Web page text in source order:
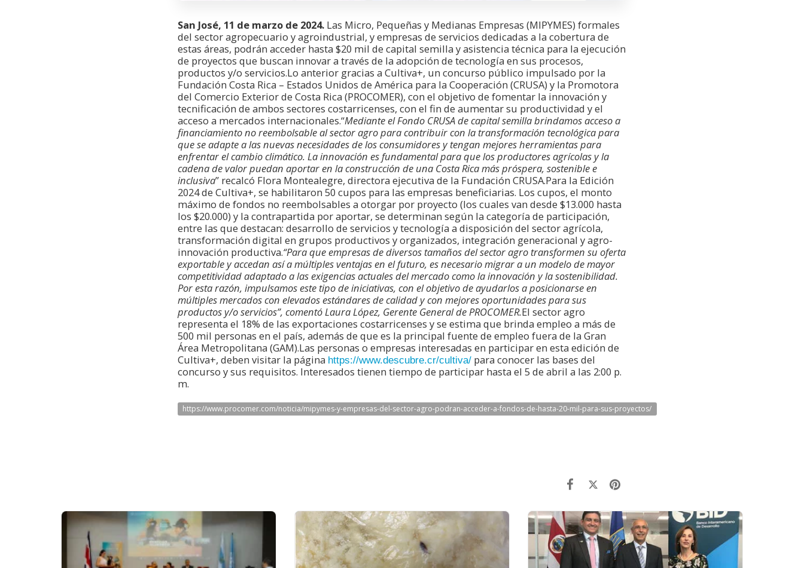
San José, 11 de marzo de 2024. Las Micro, Pequeñas y Medianas Empresas (MIPYMES) formales
del sector agropecuario y agroindustrial, y empresas de servicios dedicadas a la cobertura de
estas áreas, podrán acceder hasta $20 mil de capital semilla y asistencia técnica para la ejecución
de proyectos que buscan innovar a través de la adopción de tecnología en sus procesos,
productos y/o servicios.Lo anterior gracias a Cultiva+, un concurso público impulsado por la
Fundación Costa Rica – Estados Unidos de América para la Cooperación (CRUSA) y la Promotora
del Comercio Exterior de Costa Rica (PROCOMER), con el objetivo de fomentar la innovación y
tecnificación de ambos sectores costarricenses, con el fin de aumentar su productividad y el
acceso a mercados internacionales.“Mediante el Fondo CRUSA de capital semilla brindamos acceso a
financiamiento no reembolsable al sector agro para contribuir con la transformación tecnológica para
que se adapte a las nuevas necesidades de los consumidores y tengan mejores herramientas para
enfrentar el cambio climático. La innovación es fundamental para que los productores agrícolas y la
cadena de valor puedan aportar en la construcción de una Costa Rica más próspera, sostenible e
inclusiva” recalcó Flora Montealegre, directora ejecutiva de la Fundación CRUSA.Para la Edición
2024 de Cultiva+, se habilitaron 50 cupos para las empresas beneficiarias. Los cupos, el monto
máximo de fondos no reembolsables a otorgar por proyecto (los cuales van desde $13.000 hasta
los $20.000) y la contrapartida por aportar, se determinan según la categoría de participación,
entre las que destacan: desarrollo de servicios y tecnología a disposición del sector agrícola,
transformación digital en grupos productivos y organizados, integración generacional y agro-
innovación productiva.“Para que empresas de diversos tamaños del sector agro transformen su oferta
exportable y accedan así a múltiples ventajas en el futuro, es necesario migrar a un modelo de mayor
competitividad adaptado a las exigencias actuales del mercado como la innovación y la sostenibilidad.
Por esta razón, impulsamos este tipo de iniciativas, con el objetivo de ayudarlos a posicionarse en
múltiples mercados con elevados estándares de calidad y con mejores oportunidades para sus
productos y/o servicios”, comentó Laura López, Gerente General de PROCOMER.El sector agro
representa el 18% de las exportaciones costarricenses y se estima que brinda empleo a más de
500 mil personas en el país, además de que es la principal fuente de empleo fuera de la Gran
Área Metropolitana (GAM).Las personas o empresas interesadas en participar en esta edición de
Cultiva+, deben visitar la página https://www.descubre.cr/cultiva/ para conocer las bases del
concurso y sus requisitos. Interesados tienen tiempo de participar hasta el 5 de abril a las 2:00 p.
m.
https://www.procomer.com/noticia/mipymes-y-empresas-del-sector-agro-podran-acceder-a-fondos-de-hasta-20-mil-para-sus-proyectos/